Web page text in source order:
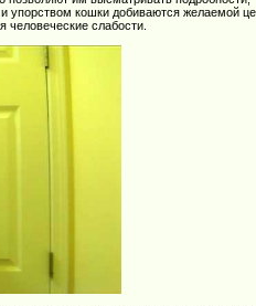
упорством кошки добиваются желаемой
человеческие слабости.